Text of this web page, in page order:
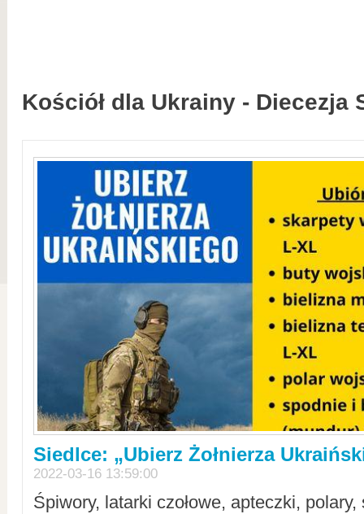
Kościół dla Ukrainy - Diecezja
Siedlce: „Ubierz Żołnierza
2022-03-16 13:59:00
Śpiwory, latarki czołowe, apteczki,